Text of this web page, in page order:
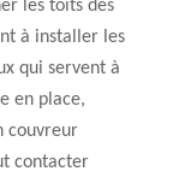
les toits des
à installer les
qui servent à
en place,
couvreur
contacter